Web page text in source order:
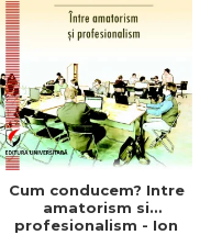
Cum conducem? Intre
amatorism si
profesionalism - Ion